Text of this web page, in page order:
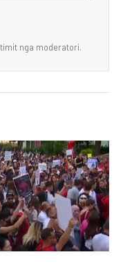
nga moderatori.